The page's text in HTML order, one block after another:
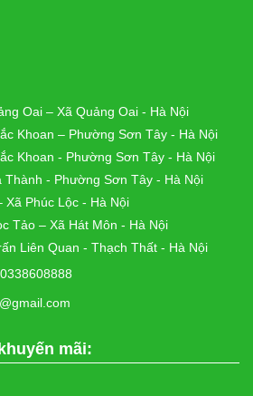
Oai – Xã Quảng Oai - Hà Nội
Khoan – Phường Sơn Tây - Hà Nội
Khoan - Phường Sơn Tây - Hà Nội
- Phường Sơn Tây - Hà Nội
Phúc Lộc - Hà Nội
Tảo – Xã Hát Môn - Hà Nội
Liên Quan - Thạch Thất - Hà Nội
mãi: